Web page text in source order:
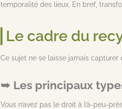
temporalité des lieux. En bref,
Le cadre du
Ce sujet ne se laisse jamais
Les principaux
Vous n’avez pas le droit à l’à-peu-